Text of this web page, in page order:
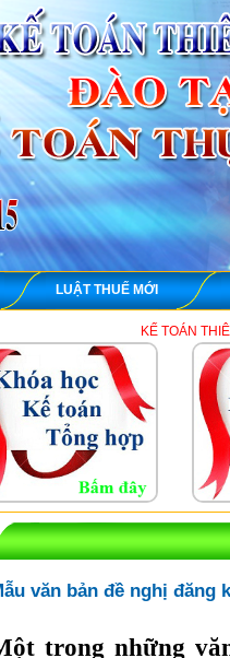
LUẬT THUẾ MỚI
KẾ TOÁN THIÊN ƯNG
văn bản đề nghị đăng
trong những